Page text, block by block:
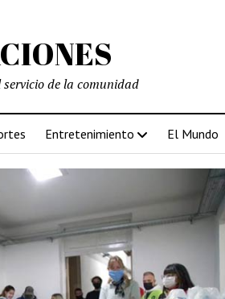
de la comunidad
Entretenimiento El Mundo